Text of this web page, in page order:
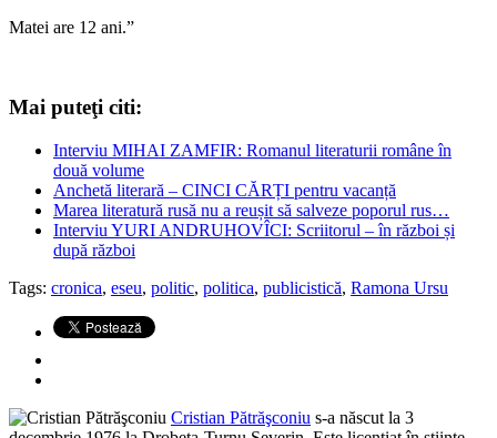
Matei are 12 ani.”
Mai puteţi citi:
Interviu MIHAI ZAMFIR: Romanul literaturii române în
două volume
Anchetă literară – CINCI CĂRȚI pentru vacanță
Marea literatură rusă nu a reușit să salveze poporul rus…
Interviu YURI ANDRUHOVÎCI: Scriitorul – în război și
după război
Tags: cronica, eseu, politic, politica, publicistică, Ramona Ursu
Cristian Pătrăşconiu s-a născut la 3